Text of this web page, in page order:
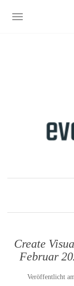
NAVIGATION
Create
Februar
Veröffentlicht